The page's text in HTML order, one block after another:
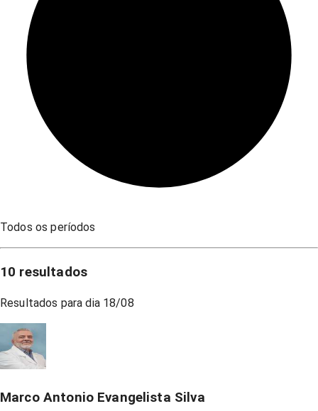
Todos os períodos
10 resultados
Resultados para dia 18/08
Marco Antonio Evangelista Silva